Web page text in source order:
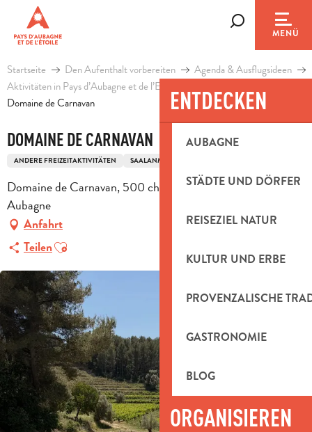
contenu
principal
MENÜ
ENTDECKEN
AUBAGNE
STÄDTE UND DÖRFER
REISEZIEL NATUR
KULTUR UND ERBE
PROVENZALISCHE
GASTRONOMIE
BLOG
ORGANISIEREN
Startseite Den Aufenthalt vorbereiten
Agenda & Ausflugsideen
Aktivitäten in Pays d’Aubagne et de l’Etoile
Domaine de Carnavan
DOMAINE DE CARNAVAN
ANDERE FREIZEITAKTIVITÄTEN SAALANMIETUNG
Domaine de Carnavan, 500 chemin de Carnavan, 13400
Aubagne
Anfahrt
TeilenAjouter aux favoris